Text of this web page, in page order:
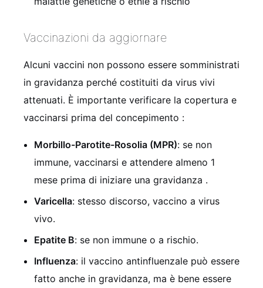
Vaccinazioni da aggiornare
Alcuni vaccini non possono essere somministrati
in gravidanza perché costituiti da virus vivi
attenuati. È importante verificare la copertura e
vaccinarsi prima del concepimento :
Morbillo-Parotite-Rosolia (MPR): se non
immune, vaccinarsi e attendere almeno 1
mese prima di iniziare una gravidanza .
Varicella: stesso discorso, vaccino a virus
vivo.
Epatite B: se non immune o a rischio.
Influenza: il vaccino antinfluenzale può essere
fatto anche in gravidanza, ma è bene essere